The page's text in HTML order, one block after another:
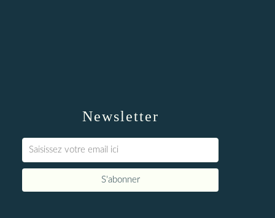
Newsletter